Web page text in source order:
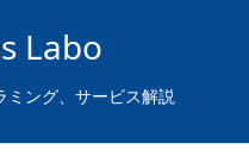
Labo
ミング、サービス解説